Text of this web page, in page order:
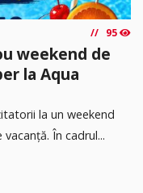
95
weekend de
la Aqua
la un weekend
În cadrul...